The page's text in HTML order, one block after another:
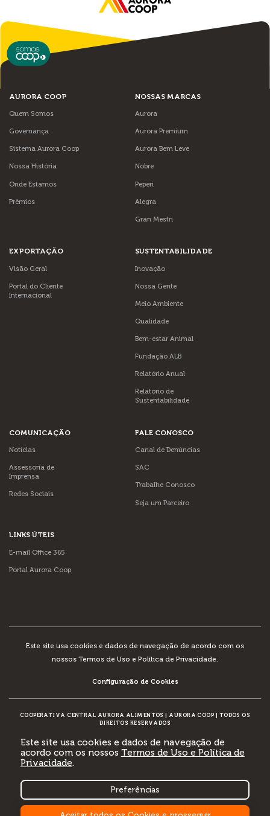
AURORA COOP
Quem Somos
Governança
Sistema Aurora Coop
Nossa História
Onde Estamos
Prêmios
NOSSAS MARCAS
Aurora
Aurora Premium
Aurora Bem Leve
Nobre
Peperi
Alegra
Gran Mestri
EXPORTAÇÃO
Visão Geral
Portal do Cliente
Internacional
SUSTENTABILIDADE
Inovação
Nossa Gente
Meio Ambiente
Qualidade
Bem-estar Animal
Fundação ALB
Relatório Anual
Relatório de
Sustentabilidade
COMUNICAÇÃO
Notícias
Assessoria de
Imprensa
Redes Sociais
FALE CONOSCO
Canal de Denúncias
SAC
Trabalhe Conosco
Seja um Parceiro
LINKS ÚTEIS
E-mail Office 365
Portal Aurora Coop
Este site usa cookies e dados de navegação de acordo com os
nossos Termos de Uso e Política de Privacidade.
Configuração de Cookies
COOPERATIVA CENTRAL AURORA ALIMENTOS AURORA COOP
TODOS OS
DIREITOS RESERVADOS
DESENVOLVIMENTO:
Este site usa cookies e dados de navegação de
acordo com os nossos Termos de Uso e Política de
Privacidade.
Preferências